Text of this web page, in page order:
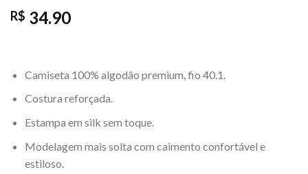
R$ 34.90
Camiseta 100% algodão premium, fio 40.1.
Costura reforçada.
Estampa em silk sem toque.
Modelagem mais solta com caimento confortável e
estiloso.